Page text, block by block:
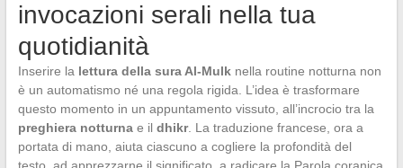
invocazioni serali nella tua
quotidianità
Inserire la lettura della sura Al-Mulknella routine notturna non
è un automatismo né una regola rigida. L’idea è trasformare
questo momento in un appuntamento vissuto, all’incrocio tra la
preghiera notturnae il dhikr. La traduzione francese, ora a
portata di mano, aiuta ciascuno a cogliere la profondità del